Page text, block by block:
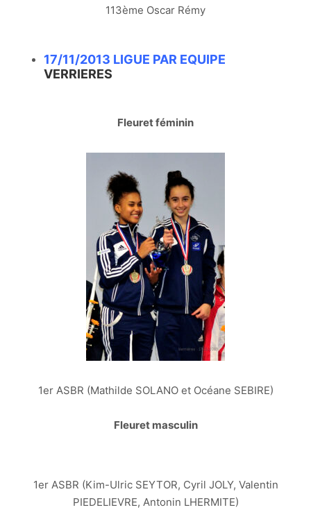
113ème Oscar Rémy
17/11/2013 LIGUE PAR EQUIPE
VERRIERES
Fleuret féminin
1er ASBR (Mathilde SOLANO et Océane SEBIRE)
Fleuret masculin
1er ASBR (Kim-Ulric SEYTOR, Cyril JOLY, Valentin
PIEDELIEVRE, Antonin LHERMITE)